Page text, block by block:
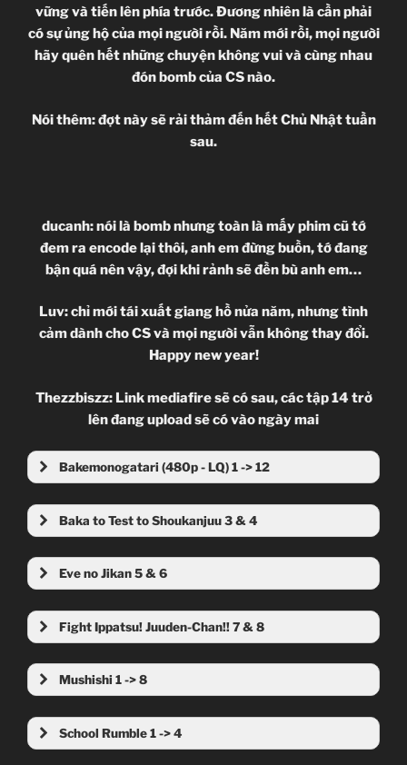
vững và tiến lên phía trước. Đương nhiên là cần phải
có sự ủng hộ của mọi người rồi. Năm mới rồi, mọi người
hãy quên hết những chuyện không vui và cùng nhau
đón bomb của CS nào.
Nói thêm: đợt này sẽ rải thảm đến hết Chủ Nhật tuần
sau.
ducanh: nói là bomb nhưng toàn là mấy phim cũ tớ
đem ra encode lại thôi, anh em đừng buồn, tớ đang
bận quá nên vậy, đợi khi rảnh sẽ đền bù anh em…
Luv: chỉ mới tái xuất giang hồ nửa năm, nhưng tình
cảm dành cho CS và mọi người vẫn không thay đổi.
Happy new year!
Thezzbiszz: Link mediafire sẽ có sau, các tập 14 trở
lên đang upload sẽ có vào ngày mai
Bakemonogatari (480p - LQ) 1 -> 12
MU MF
MUMF
MUMF
MUMF
MUMF
MUMF
Baka to Test to Shoukanjuu 3 & 4
Eve no Jikan 5 & 6
MUMF Part 1MF Part 2
Fight Ippatsu! Juuden-Chan!! 7 & 8
Mushishi 1 -> 8
MU MF Part 1
MUMF Part 1MF Part 2
School Rumble 1 -> 4